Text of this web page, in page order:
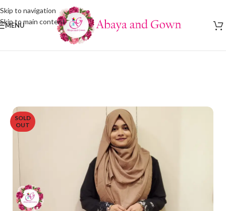
Skip to navigation
Skip to main content
MENU
SOLD
OUT